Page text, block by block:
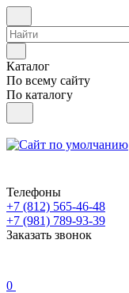
Каталог
По всему сайту
По каталогу
Телефоны
+7 (812) 565-46-48
+7 (981) 789-93-39
Заказать звонок
0